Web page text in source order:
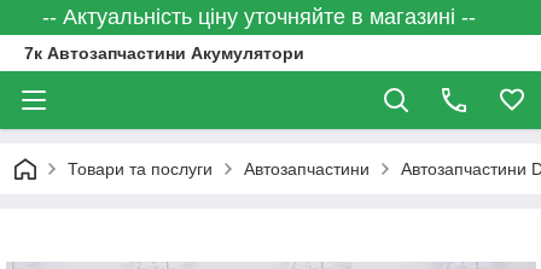
-- Актуальність ціну уточняйте в магазині --
7к Автозапчастини Акумулятори
Товари та послуги Автозапчастини Автозапчастини